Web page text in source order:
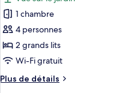
lit,
vue
jardin
Standard,
très
grand
lit,
vue
jardin
photos
pour
ce
type
chambre :
1 chambre
4 personnes
2 grands lits
Wi-Fi gratuit
Plus de détails
Plus